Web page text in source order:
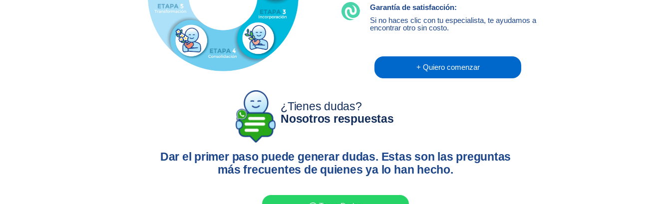
Garantía de satisfacción:
Si no haces clic con tu especialista, te ayudamos a
encontrar otro sin costo.
+ Quiero comenzar
¿Tienes dudas?
Nosotros respuestas
Dar el primer paso puede generar dudas. Estas son las preguntas
más frecuentes de quienes ya lo han hecho.